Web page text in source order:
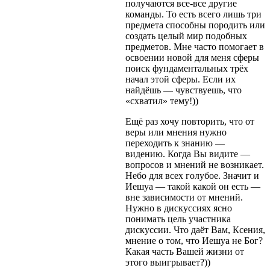
получаются все-все другие
команды. То есть всего лишь три
предмета способны породить или
создать целый мир подобных
предметов. Мне часто помогает в
освоении новой для меня сферы
поиск фундаментальных трёх
начал этой сферы. Если их
найдёшь — чувствуешь, что
«схватил» тему!))
Ещё раз хочу повторить, что от
веры или мнения нужно
переходить к знанию —
видению. Когда Вы видите —
вопросов и мнений не возникает.
Небо для всех голубое. Значит и
Иешуа — такой какой он есть —
вне зависимости от мнений.
Нужно в дискуссиях ясно
понимать цель участника
дискуссии. Что даёт Вам, Ксения,
мнение о том, что Иешуа не Бог?
Какая часть Вашей жизни от
этого выигрывает?))